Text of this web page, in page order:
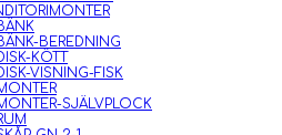
BEREDNING
KÖTT
VISNING-FISK
SJÄLVPLOCK